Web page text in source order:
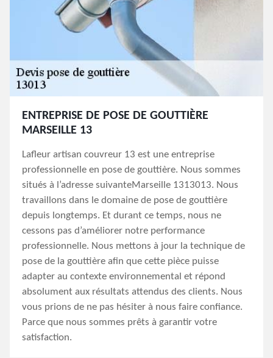
ENTREPRISE DE POSE DE GOUTTIÈRE
MARSEILLE 13
Lafleur artisan couvreur 13 est une entreprise
professionnelle en pose de gouttière. Nous sommes
situés à l’adresse suivanteMarseille 1313013. Nous
travaillons dans le domaine de pose de gouttière
depuis longtemps. Et durant ce temps, nous ne
cessons pas d’améliorer notre performance
professionnelle. Nous mettons à jour la technique de
pose de la gouttière afin que cette pièce puisse
adapter au contexte environnemental et répond
absolument aux résultats attendus des clients. Nous
vous prions de ne pas hésiter à nous faire confiance.
Parce que nous sommes prêts à garantir votre
satisfaction.